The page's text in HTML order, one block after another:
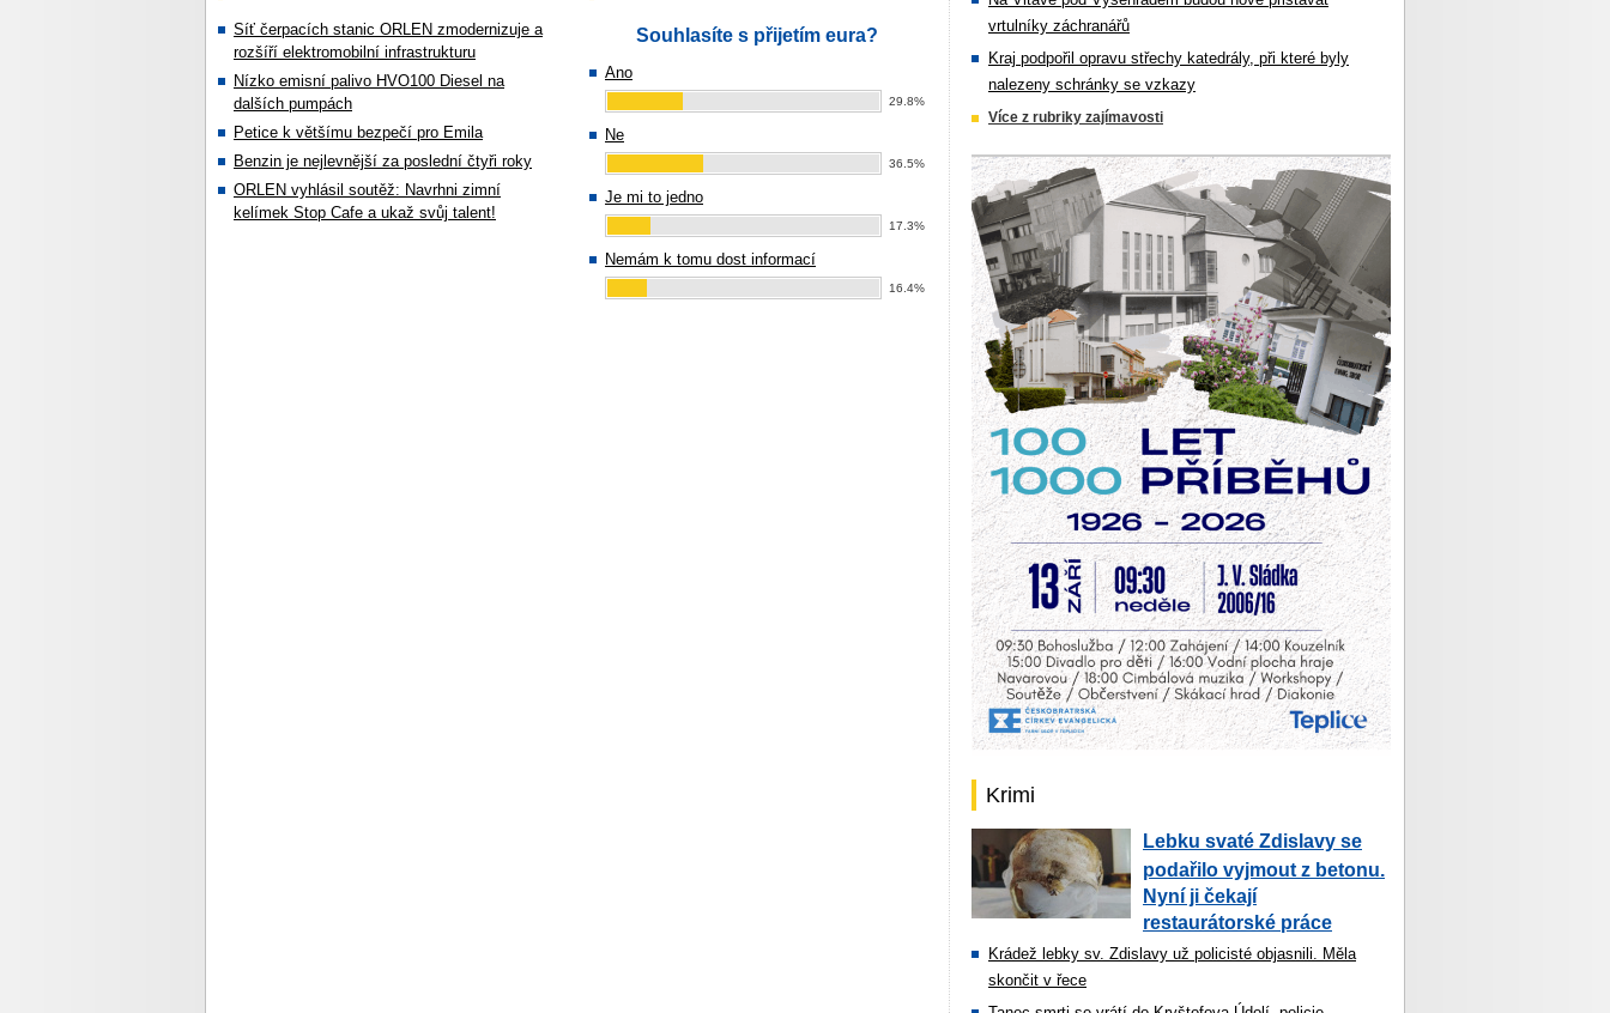
Síť čerpacích stanic ORLEN zmodernizuje a
rozšíří elektromobilní infrastrukturu
Nízko emisní palivo HVO100 Diesel na
dalších pumpách
Petice k většímu bezpečí pro Emila
Benzin je nejlevnější za poslední čtyři roky
ORLEN vyhlásil soutěž: Navrhni zimní
kelímek Stop Cafe a ukaž svůj talent!
Souhlasíte s přijetím eura?
Ano
29.8%
Ne
36.5%
Je mi to jedno
17.3%
Nemám k tomu dost informací
16.4%
vrtulníky záchranářů
Kraj podpořil opravu střechy katedrály, při které byly
nalezeny schránky se vzkazy
Více z rubriky zajímavosti
Krimi
Lebku svaté Zdislavy se
podařilo vyjmout z betonu.
Nyní ji čekají
restaurátorské práce
Krádež lebky sv. Zdislavy už policisté objasnili. Měla
skončit v řece